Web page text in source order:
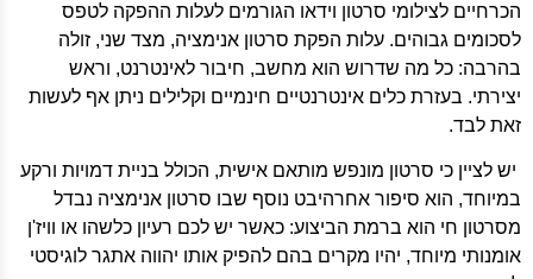
הכרחיים לצילומי סרטון וידאו הגורמים לעלות ההפקה לטפס
לסכומים גבוהים. עלות הפקת סרטון אנימציה, מצד שני, זולה
בהרבה: כל מה שדרוש הוא מחשב, חיבור לאינטרנט, וראש
יצירתי. בעזרת כלים אינטרנטיים חינמיים וקלילים ניתן אף לעשות
זאת לבד.
יש לציין כי סרטון מונפש מותאם אישית, הכולל בניית דמויות ורקע
במיוחד, הוא סיפור אחרהיבט נוסף שבו סרטון אנימציה נבדל
מסרטון חי הוא ברמת הביצוע: כאשר יש לכם רעיון כלשהו או וויז'ן
אומנותי מיוחד, יהיו מקרים בהם להפיק אותו יהווה אתגר לוגיסטי